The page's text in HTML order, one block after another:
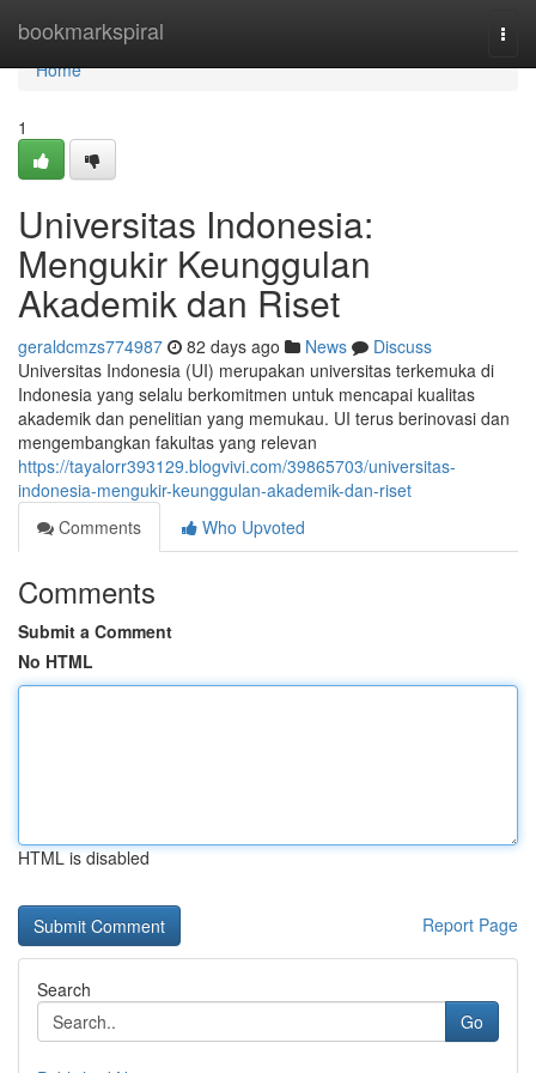
bookmarkspiral
Home
Home
1
Universitas Indonesia:
Mengukir Keunggulan
Akademik dan Riset
geraldcmzs774987 82 days ago News
Discuss
Universitas Indonesia (UI) merupakan universitas terkemuka di
Indonesia yang selalu berkomitmen untuk mencapai kualitas
akademik dan penelitian yang memukau. UI terus berinovasi dan
mengembangkan fakultas yang relevan
https://tayalorr393129.blogvivi.com/39865703/universitas-
indonesia-mengukir-keunggulan-akademik-dan-riset
Comments
Who Upvoted
Comments
Submit a Comment
No HTML
HTML is disabled
Report Page
Search
Go